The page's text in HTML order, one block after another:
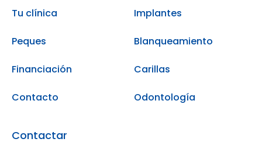
Tu clínica
Peques
Financiación
Contacto
Implantes
Blanqueamiento
Carillas
Odontología
Contactar